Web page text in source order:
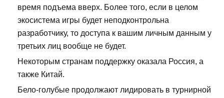
время подъема вверх. Более того, если в целом
экосистема игры будет неподконтрольна
разработчику, то доступа к вашим личным данным у
третьих лиц вообще не будет.
Некоторым странам поддержку оказала Россия, а
также Китай.
Бело-голубые продолжают лидировать в турнирной